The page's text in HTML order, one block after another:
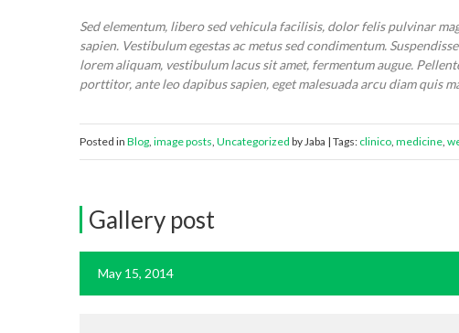
Sed elementum, libero sed vehicula facilisis, dolor felis pulvinar
sapien. Vestibulum egestas ac metus sed condimentum.
lorem aliquam, vestibulum lacus sit amet, fermentum augue.
porttitor, ante leo dapibus sapien, eget malesuada arcu diam quis
Posted in Blog, image posts, Uncategorized by Jaba | Tags: clinico, medicine,
Gallery post
May 15, 2014